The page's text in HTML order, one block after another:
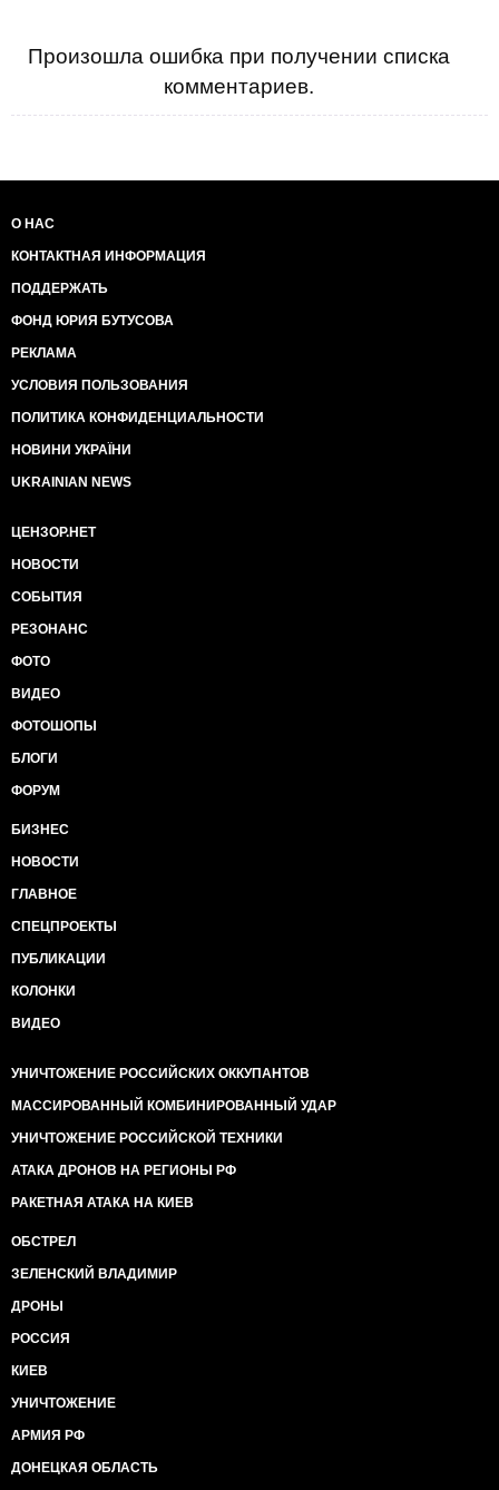
Произошла ошибка при получении списка
комментариев.
О НАС
КОНТАКТНАЯ ИНФОРМАЦИЯ
ПОДДЕРЖАТЬ
ФОНД ЮРИЯ БУТУСОВА
РЕКЛАМА
УСЛОВИЯ ПОЛЬЗОВАНИЯ
ПОЛИТИКА КОНФИДЕНЦИАЛЬНОСТИ
НОВИНИ УКРАЇНИ
UKRAINIAN NEWS
ЦЕНЗОР.НЕТ
НОВОСТИ
СОБЫТИЯ
РЕЗОНАНС
ФОТО
ВИДЕО
ФОТОШОПЫ
БЛОГИ
ФОРУМ
БИЗНЕС
НОВОСТИ
ГЛАВНОЕ
СПЕЦПРОЕКТЫ
ПУБЛИКАЦИИ
КОЛОНКИ
ВИДЕО
УНИЧТОЖЕНИЕ РОССИЙСКИХ ОККУПАНТОВ
МАССИРОВАННЫЙ КОМБИНИРОВАННЫЙ УДАР
УНИЧТОЖЕНИЕ РОССИЙСКОЙ ТЕХНИКИ
АТАКА ДРОНОВ НА РЕГИОНЫ РФ
РАКЕТНАЯ АТАКА НА КИЕВ
ОБСТРЕЛ
ЗЕЛЕНСКИЙ ВЛАДИМИР
ДРОНЫ
РОССИЯ
КИЕВ
УНИЧТОЖЕНИЕ
АРМИЯ РФ
ДОНЕЦКАЯ ОБЛАСТЬ